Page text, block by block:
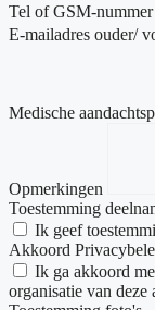
Tel of GSM-
E-mailadres ouder/
Medische
Opmerkingen
Toestemming
Ik geef
Akkoord
Ik ga akkoord
organisatie van deze